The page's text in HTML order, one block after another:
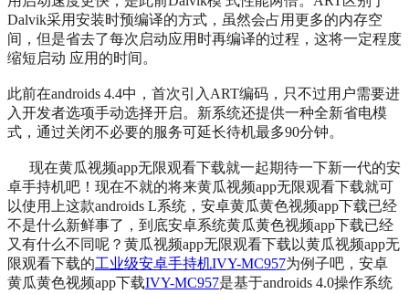
Dalvik采用安装时预编译的方式，虽然会占用更多的内存空
间，但是省去了每次启动应用时再编译的过程，这将一定程度
缩短启动 应用的时间。
此前在androids 4.4中，首次引入ART编码，只不过用户需要进
入开发者选项手动选择开启。新系统还提供一种全新省电模
式，通过关闭不必要的服务可延长待机最多90分钟。
现在黄瓜视频app无限观看下载就一起期待一下新一代的安
卓手持机吧！现在不就的将来黄瓜视频app无限观看下载就可
以使用上这款androids L系统，安卓黄瓜黄色视频app下载已经
不是什么新鲜事了，到底安卓系统黄瓜黄色视频app下载已经
又有什么不同呢？ 黄瓜视频app无限观看下载以黄瓜视频app无
限观看下载的工业级安卓手持机IVY-MC957为例子吧， 安卓
黄瓜黄色视频app下载IVY-MC957是基于androids 4.0操作系统